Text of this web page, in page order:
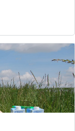
Europea
3 stagionature
con AIS